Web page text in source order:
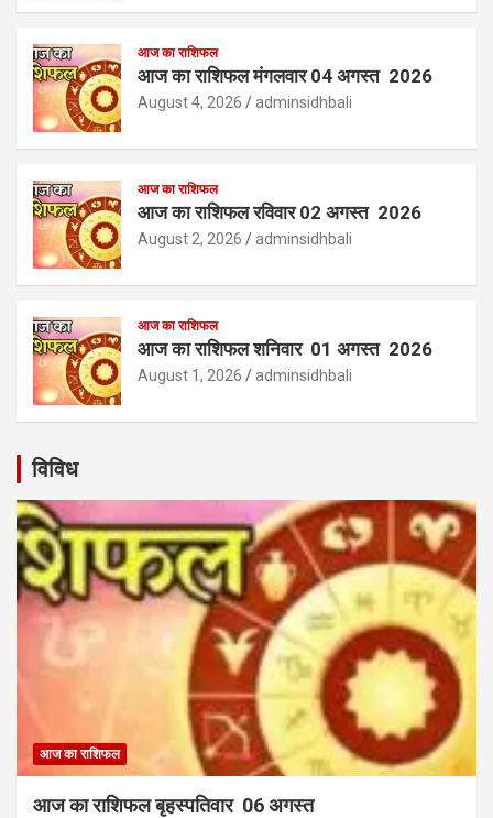
आज का राशिफल
आज का राशिफल मंगलवार 04 अगस्त 2026
August 4, 2026 adminsidhbali
आज का राशिफल
आज का राशिफल रविवार 02 अगस्त 2026
August 2, 2026 adminsidhbali
आज का राशिफल
आज का राशिफल शनिवार 01 अगस्त 2026
August 1, 2026 adminsidhbali
विविध
आज का राशिफल
आज का राशिफल बृहस्पतिवार 06 अगस्त